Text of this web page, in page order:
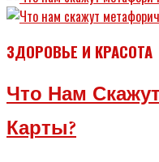
ЗДОРОВЬЕ И КРАСОТА
Что Нам
Карты?